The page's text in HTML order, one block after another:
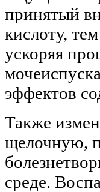
принятый
кислоту,
ускоряя
эффектов
Также
щелочную,
среде.